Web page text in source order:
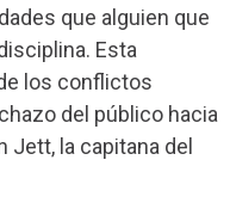
que alguien que
Esta
los conflictos
del público hacia
la capitana del